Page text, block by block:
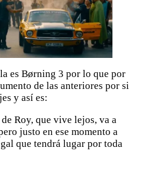
es Børning 3 por lo que por
de las anteriores por si
y así es:
Roy, que vive lejos, va a
justo en ese momento a
que tendrá lugar por toda